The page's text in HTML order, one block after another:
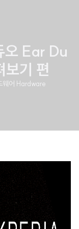
오 Ear Du
기 편
어 Hardware